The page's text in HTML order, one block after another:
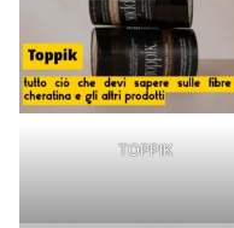
TOPPIK